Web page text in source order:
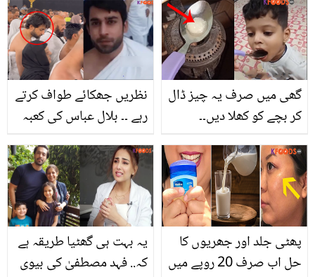
گا.. 100 سے زیادہ رشتے
آچکے ہیں! علی شیخانی
کی نجی زندگی سے متعلق
چند راز
بھی وقت آپ کو دے گرم
پانی اور بچائے گیس کے بل
کا خرچہ
نظریں جھکائے طواف کرتے
رہے ۔۔ بلال عباس کی کعبہ
وائرل
گھی میں صرف یہ چیز ڈال
کر بچے کو کھلا دیں۔۔
نجات میں مدد کا آسان
نسخہ جسے پورا گھر آزما
سکتا ہے
یہ بہت ہی گھٹیا طریقہ ہے
کہ.. فہد مصطفیٰ کی بیوی
پھٹی جلد اور جھریوں کا
حل اب صرف 20 روپے میں